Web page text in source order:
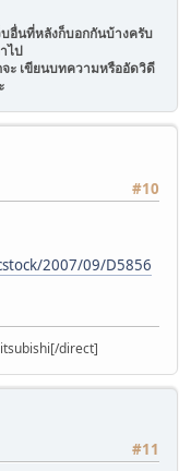
บอื่นที่หลังก็บอกกันบ้างครับ
ไป
ะ เขียนบทความหรืออัดวิดี
#10
2007/09/D5856
direct]
#11